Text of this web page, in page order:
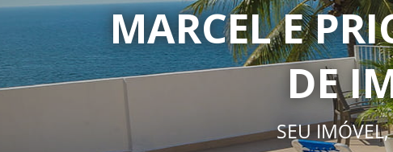
MARCEL E
DE
SEU